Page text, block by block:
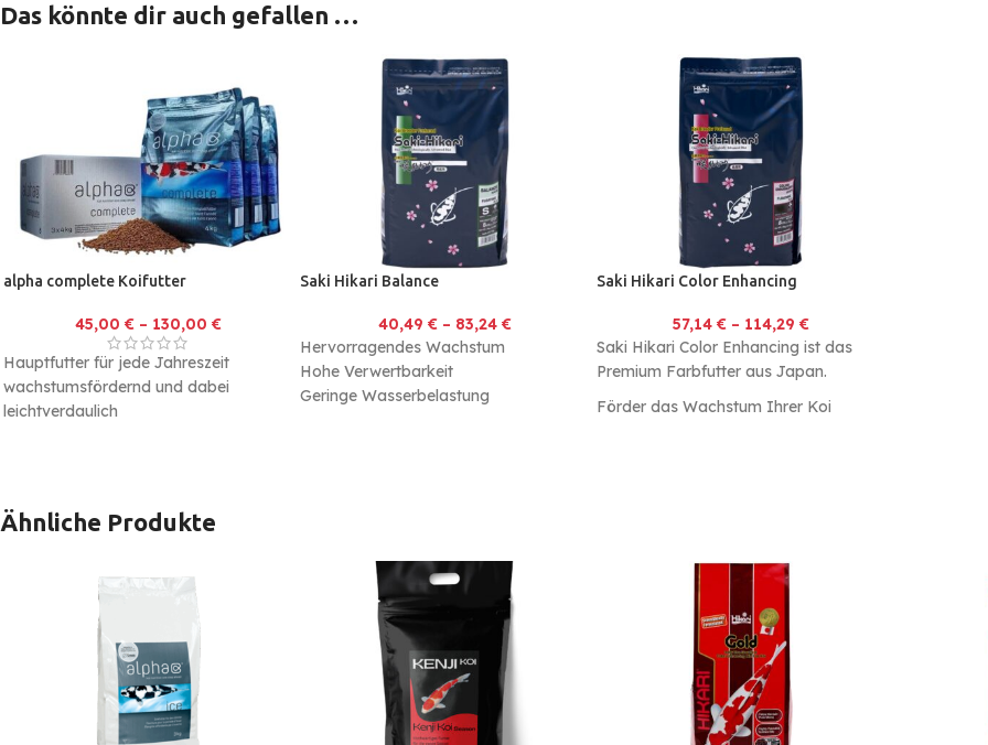
Das könnte dir auch gefallen …
alpha complete Koifutter
45,00 €– 130,00 €
Hauptfutter für jede Jahreszeit
wachstumsfördernd und dabei
leichtverdaulich
Saki Hikari Balance
40,49 €– 83,24 €
Hervorragendes Wachstum
Hohe Verwertbarkeit
Geringe Wasserbelastung
Saki Hikari Color Enhancing
57,14 €– 114,29 €
Saki Hikari Color Enhancing ist das
Premium Farbfutter aus Japan.
Förder das Wachstum Ihrer Koi
Ähnliche Produkte